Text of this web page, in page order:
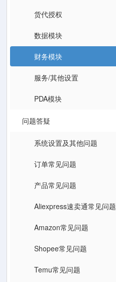
货代授权
数据模块
财务模块
服务/其他设置
PDA模块
问题答疑
系统设置及其他问题
订单常见问题
产品常见问题
Aliexpress速卖通常见问题
Amazon常见问题
Shopee常见问题
Temu常见问题